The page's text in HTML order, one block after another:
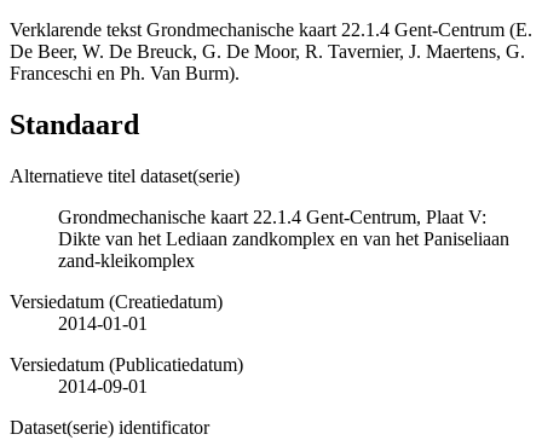
Verklarende tekst Grondmechanische kaart 22.1.4 Gent-Centrum (E.
De Beer, W. De Breuck, G. De Moor, R. Tavernier, J. Maertens, G.
Franceschi en Ph. Van Burm).
Standaard
Alternatieve titel dataset(serie)
Grondmechanische kaart 22.1.4 Gent-Centrum, Plaat V:
Dikte van het Lediaan zandkomplex en van het Paniseliaan
zand-kleikomplex
Versiedatum (Creatiedatum)
2014-01-01
Versiedatum (Publicatiedatum)
2014-09-01
Dataset(serie) identificator